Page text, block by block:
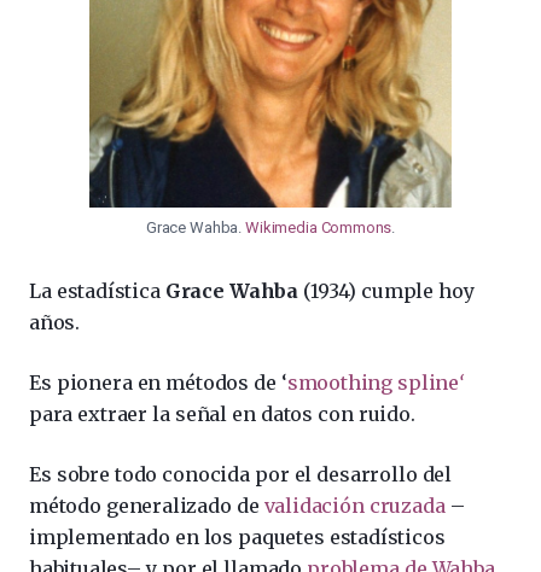
Grace Wahba.Wikimedia Commons.
La estadísticaGrace Wahba (1934) cumple hoy
años.
Es pionera en métodos de ‘smoothing spline‘
para extraer la señal en datos con ruido.
Es sobre todo conocida por el desarrollo del
método generalizado de validación cruzada–
implementado en los paquetes estadísticos